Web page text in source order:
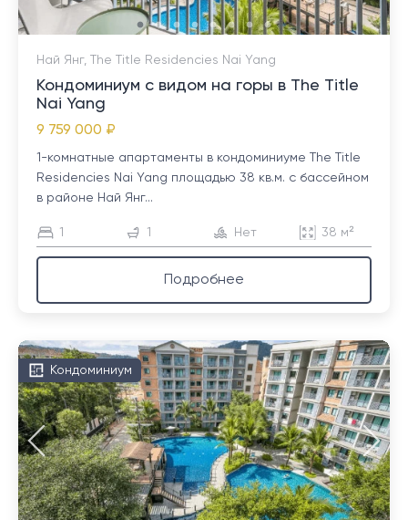
Най Янг, The Title Residencies Nai Yang
Кондоминиум с видом на горы в The Title
Nai Yang
9 759 000 ₽
1-комнатные апартаменты в кондоминиуме The Title
Residencies Nai Yang площадью 38 кв.м. с бассейном
в районе Най Янг...
1 1 Нет 38 м²
Подробнее
Кондоминиум